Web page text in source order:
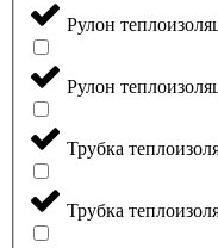
Рулон
Рулон
Трубка
Трубка